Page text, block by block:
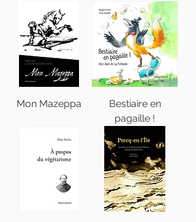
Mon Mazeppa
Bestiaire en
pagaille !